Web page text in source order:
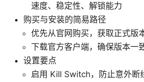
速度、稳定性、解锁能力
购买与安装的简易路径
优先从官网购买，获取正式版
下载官方客户端，确保版本一
设置要点
启用 Kill Switch，防止意外断